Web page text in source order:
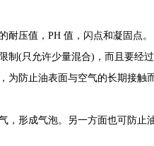
耐压值，PH 值，闪点和凝固点。
(只允许少量混合)，而且要经过
为防止油表面与空气的长期接触
，形成气泡。另一方面也可防止